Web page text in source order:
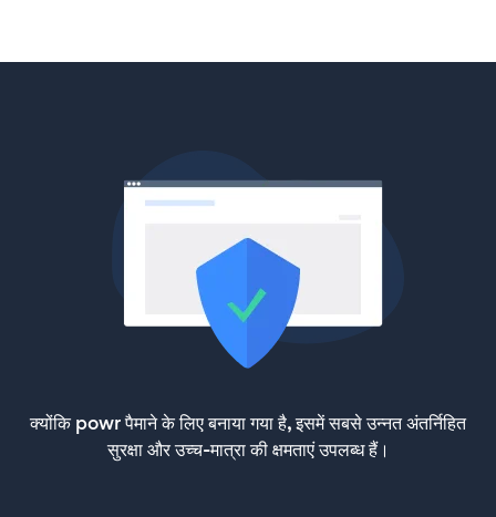
क्योंकि powr पैमाने के लिए बनाया गया है, इसमें सबसे उन्नत अंतर्निहित
सुरक्षा और उच्च-मात्रा की क्षमताएं उपलब्ध हैं।